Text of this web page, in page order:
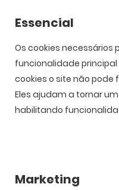
Início
Saltar
Saltar
Essencial
Os cookies necessários
funcionalidade principal
cookies o site não
Eles ajudam a tornar
habilitando
Marketing